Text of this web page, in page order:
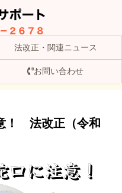
法改正・関連ニュース
お問い合わせ
！ 法改正（令和